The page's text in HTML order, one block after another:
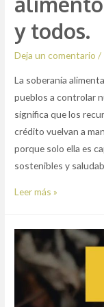
y todos.
Deja un comentario /
La soberanía
pueblos a controlar
significa que los
crédito vuelvan a
porque solo ella es
sostenibles y
Episodio
de
Soberanía
Alimentaria:
alimentos
Leer más »